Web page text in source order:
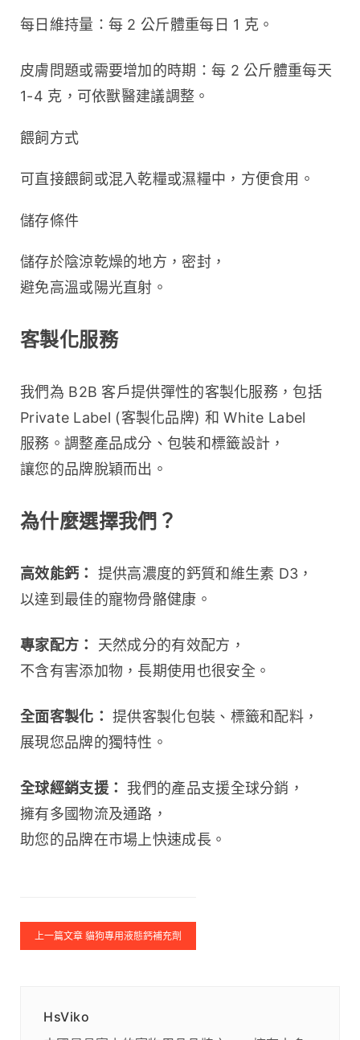
每日維持量：每 2 公斤體重每日 1 克。
皮膚問題或需要增加的時期：每 2 公斤體重每天
1-4 克，可依獸醫建議調整。
餵飼方式
可直接餵飼或混入乾糧或濕糧中，方便食用。
儲存條件
儲存於陰涼乾燥的地方，密封，
避免高溫或陽光直射。
客製化服務
我們為 B2B 客戶提供彈性的客製化服務，包括
Private Label (客製化品牌) 和 White Label
服務。調整產品成分、包裝和標籤設計，
讓您的品牌脫穎而出。
為什麼選擇我們？
高效能鈣：
提供高濃度的鈣質和維生素 D3，
以達到最佳的寵物骨骼健康。
專家配方：
天然成分的有效配方，
不含有害添加物，長期使用也很安全。
全面客製化： 提供客製化包裝、標籤和配料，
展現您品牌的獨特性。
全球經銷支援：
我們的產品支援全球分銷，
擁有多國物流及通路，
助您的品牌在市場上快速成長。
上一篇文章 貓狗專用液態鈣補充劑
HsViko